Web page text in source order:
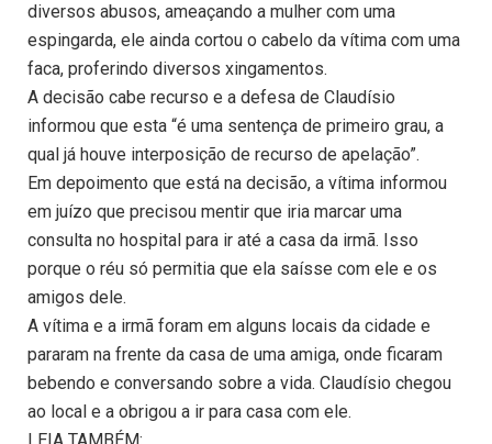
diversos abusos, ameaçando a mulher com uma
espingarda, ele ainda cortou o cabelo da vítima com uma
faca, proferindo diversos xingamentos.
A decisão cabe recurso e a defesa de Claudísio
informou que esta “é uma sentença de primeiro grau, a
qual já houve interposição de recurso de apelação”.
Em depoimento que está na decisão, a vítima informou
em juízo que precisou mentir que iria marcar uma
consulta no hospital para ir até a casa da irmã. Isso
porque o réu só permitia que ela saísse com ele e os
amigos dele.
A vítima e a irmã foram em alguns locais da cidade e
pararam na frente da casa de uma amiga, onde ficaram
bebendo e conversando sobre a vida. Claudísio chegou
ao local e a obrigou a ir para casa com ele.